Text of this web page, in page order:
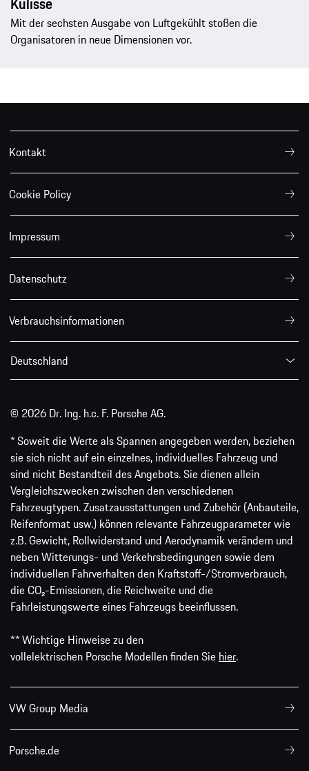
Mit der sechsten Ausgabe von Luftgekühlt stoßen die
Organisatoren in neue Dimensionen vor.
Kontakt
Cookie Policy
Impressum
Datenschutz
Verbrauchsinformationen
Deutschland
© 2026 Dr. Ing. h.c. F. Porsche AG.
* Soweit die Werte als Spannen angegeben werden, beziehen
sie sich nicht auf ein einzelnes, individuelles Fahrzeug und
sind nicht Bestandteil des Angebots. Sie dienen allein
Vergleichszwecken zwischen den verschiedenen
Fahrzeugtypen. Zusatzausstattungen und Zubehör (Anbauteile,
Reifenformat usw.) können relevante Fahrzeugparameter wie
z.B. Gewicht, Rollwiderstand und Aerodynamik verändern und
neben Witterungs- und Verkehrsbedingungen sowie dem
individuellen Fahrverhalten den Kraftstoff-/Stromverbrauch,
die CO₂-Emissionen, die Reichweite und die
Fahrleistungswerte eines Fahrzeugs beeinflussen.
** Wichtige Hinweise zu den
vollelektrischen Porsche Modellen finden Sie hier.
VW Group Media
Porsche.de